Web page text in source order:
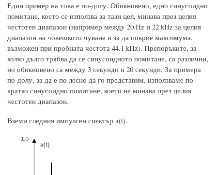
Един пример на това е по-долу. Обикновено, едно синусоидно
помитане, което се използва за тази цел, минава през целия
честотен диапазон (например между 20 Hz и 22 kHz за целия
диапазон на човешкото чуване и за да покрие максимума,
възможен при пробната честота 44.1 kHz). Препоръките, за
колко дълго трябва да се синусоидното помитане, са различни,
но обикновено са между 3 секунди и 20 секунди. За примера
по-долу, за да е по лесно да го представим, използваме по-
кратко синусоидно помитане, което не минава през целия
честотен диапазон.
Вземи следния импулсен спектър a(t).